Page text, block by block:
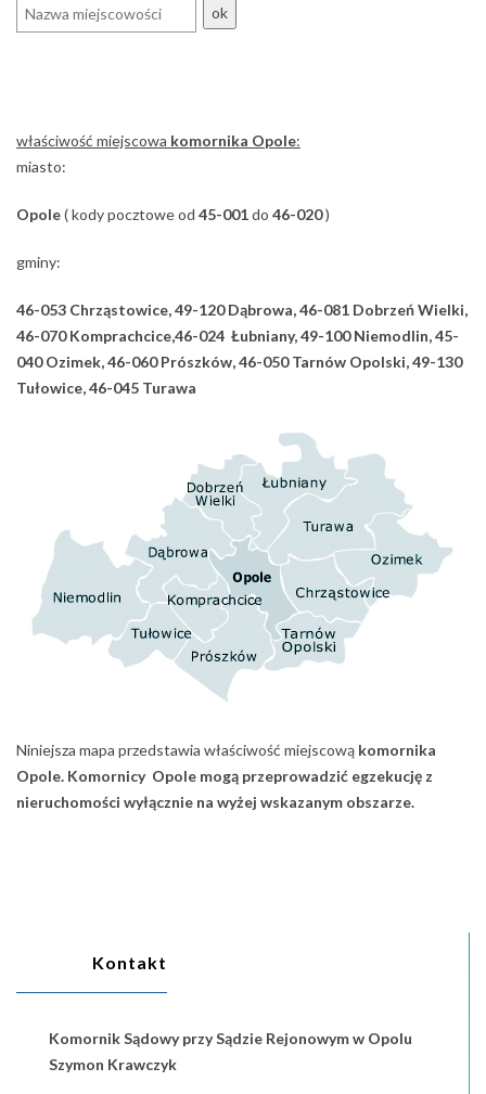
ok
właściwość miejscowa komornika Opole:
miasto:
Opole( kody pocztowe od 45-001do 46-020)
gminy:
46-053 Chrząstowice, 49-120 Dąbrowa, 46-081 Dobrzeń Wielki,
46-070 Komprachcice,46-024 Łubniany, 49-100 Niemodlin, 45-
040 Ozimek, 46-060 Prószków, 46-050 Tarnów Opolski, 49-130
Tułowice, 46-045 Turawa
Niniejsza mapa przedstawia właściwość miejscową komornika
Opole. Komornicy Opole mogą przeprowadzić egzekucję z
nieruchomości wyłącznie na wyżej wskazanym obszarze.
Kontakt
Komornik Sądowy przy Sądzie Rejonowym w Opolu
Szymon Krawczyk